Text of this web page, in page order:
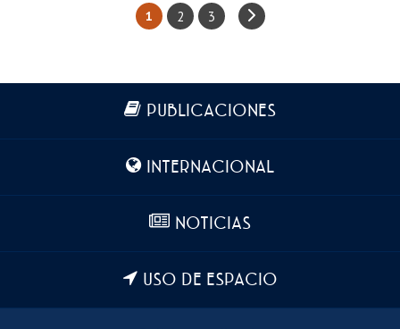
1 2 3
Más información
PUBLICACIONES
INTERNACIONAL
NOTICIAS
USO DE ESPACIO